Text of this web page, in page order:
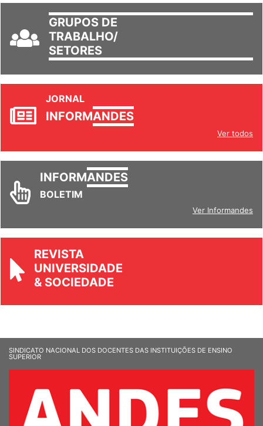
GRUPOS DE
TRABALHO/
SETORES
JORNAL
INFORMANDES
Ver todos
INFORMANDES
BOLETIM
Ver Informandes
REVISTA
UNIVERSIDADE
& SOCIEDADE
SINDICATO NACIONAL DOS DOCENTES DAS INSTITUIÇÕES DE ENSINO
SUPERIOR